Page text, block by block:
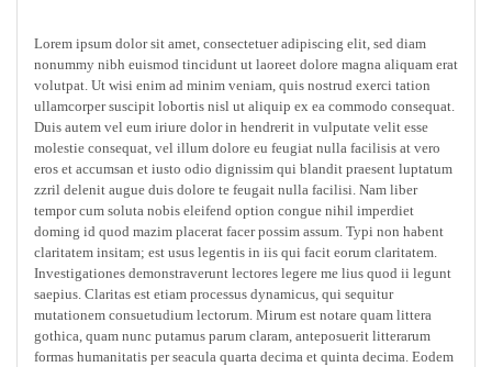
Lorem ipsum dolor sit amet, consectetuer adipiscing elit, sed diam
nonummy nibh euismod tincidunt ut laoreet dolore magna aliquam erat
volutpat. Ut wisi enim ad minim veniam, quis nostrud exerci tation
ullamcorper suscipit lobortis nisl ut aliquip ex ea commodo consequat.
Duis autem vel eum iriure dolor in hendrerit in vulputate velit esse
molestie consequat, vel illum dolore eu feugiat nulla facilisis at vero
eros et accumsan et iusto odio dignissim qui blandit praesent luptatum
zzril delenit augue duis dolore te feugait nulla facilisi. Nam liber
tempor cum soluta nobis eleifend option congue nihil imperdiet
doming id quod mazim placerat facer possim assum. Typi non habent
claritatem insitam; est usus legentis in iis qui facit eorum claritatem.
Investigationes demonstraverunt lectores legere me lius quod ii legunt
saepius. Claritas est etiam processus dynamicus, qui sequitur
mutationem consuetudium lectorum. Mirum est notare quam littera
gothica, quam nunc putamus parum claram, anteposuerit litterarum
formas humanitatis per seacula quarta decima et quinta decima. Eodem